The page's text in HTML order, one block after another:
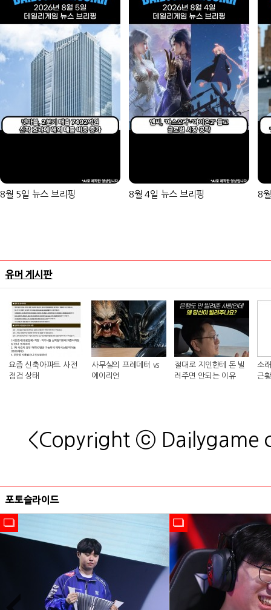
8월 5일 뉴스 브리핑 8월 4일 뉴스 브리핑 8
유머 게시판
요즘 신축아파트 사전
점검 상태
사무실의 프레데터 vs
에이리언
절대로 지인한테 돈 빌
려주면 안되는 이유
소
근
<Copyright ⓒ Dailygame
포토슬라이드